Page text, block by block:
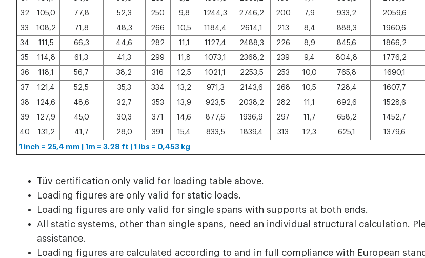
32
105,0 77,8 52,3 250 9,8 1244,3 2746,2 200 7,9 933,2 2059,6
33
108,2 71,8 48,3 266 10,5 1184,4 2614,1 213 8,4 888,3 1960,6
34
111,5 66,3 44,6 282 11,1 1127,4 2488,3 226 8,9 845,6 1866,2
35
114,8 61,3 41,3 299 11,8 1073,1 2368,2 239 9,4 804,8 1776,2
36
118,1 56,7 38,2 316 12,5 1021,1 2253,5 253 10,0 765,8 1690,1
37
121,4 52,5 35,3 334 13,2 971,3 2143,6 268 10,5 728,4 1607,7
38
124,6 48,6 32,7 353 13,9 923,5 2038,2 282 11,1 692,6 1528,6
39
127,9 45,0 30,3 371 14,6 877,6 1936,9 297 11,7 658,2 1452,7
40
131,2 41,7 28,0 391 15,4 833,5 1839,4 313 12,3 625,1 1379,6
1 inch = 25,4 mm | 1m = 3.28 ft | 1 lbs = 0,453 kg
Tüv certification only valid for loading table above.
Loading figures are only valid for static loads.
Loading figures are only valid for single spans with supports at both ends.
All static systems, other than single spans, need an individual structural calculation.
assistance.
Loading figures are calculated according to and in full compliance with European